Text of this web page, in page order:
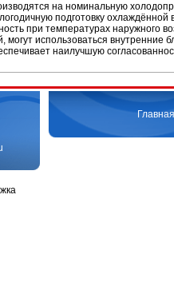
на номинальную
подготовку
при температурах наружного
использоваться внутренние
наилучшую
Главная